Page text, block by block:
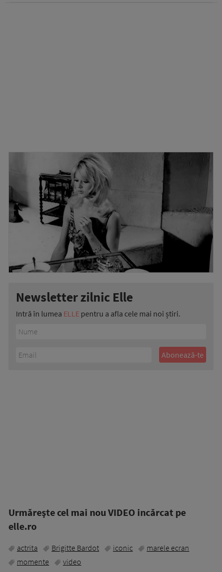
Newsletter zilnic Elle
Intră în lumea ELLE pentru a afla cele mai noi știri.
Urmăreşte cel mai nou VIDEO incărcat pe
elle.ro
actrita Brigitte Bardot iconic
marele ecran
momente
video